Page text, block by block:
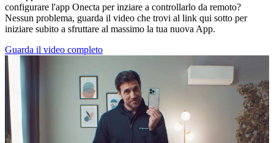
configurare l'app Onecta per inziare a controllarlo da remoto?
Nessun problema, guarda il video che trovi al link qui sotto per
iniziare subito a sfruttare al massimo la tua nuova App.
Guarda il video completo